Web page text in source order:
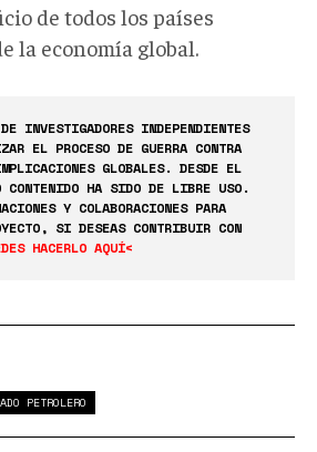
de todos los países
la economía global.
INVESTIGADORES INDEPENDIENTES
EL PROCESO DE GUERRA CONTRA
GLOBALES. DESDE EL
CONTENIDO HA SIDO DE LIBRE USO.
Y COLABORACIONES PARA
SI DESEAS CONTRIBUIR CON
HACERLO AQUÍ<
PETROLERO